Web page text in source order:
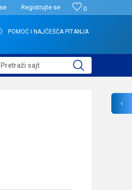
0
Registrujte se
POMOĆ I NAJČEŠĆA PITANJA
Pretraži sajt